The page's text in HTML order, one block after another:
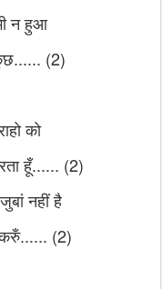
न हुआ
(2)
को
हूँ...... (2)
नहीं है
करुँ...... (2)